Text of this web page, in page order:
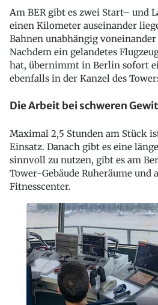
Am BER gibt es zwei Start– und
einen Kilometer auseinander
Bahnen unabhängig
Nachdem ein gelandetes
hat, übernimmt in Berlin sofort
ebenfalls in der Kanzel des
Die Arbeit bei schweren
Maximal 2,5 Stunden am Stück
Einsatz. Danach gibt es eine
sinnvoll zu nutzen, gibt es am
Tower-Gebäude Ruheräume und
Fitnesscenter.